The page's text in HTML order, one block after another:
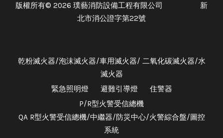
版權所有© 2026 璞藝消防設備工程有限公司 新
北市消公證字第22號
乾粉滅火器/泡沫滅火器/車用滅火器/ 二氧化碳滅火器/水
滅火器
緊急照明燈
避難引導燈
住警器
P/R型火警受信總機
QA R型火警受信總機/中繼器/防災中心/火警綜合盤/圖控
系統